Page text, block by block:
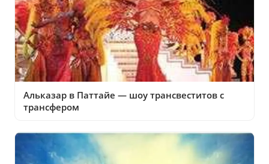
Альказар в Паттайе — шоу трансвеститов с
трансфером